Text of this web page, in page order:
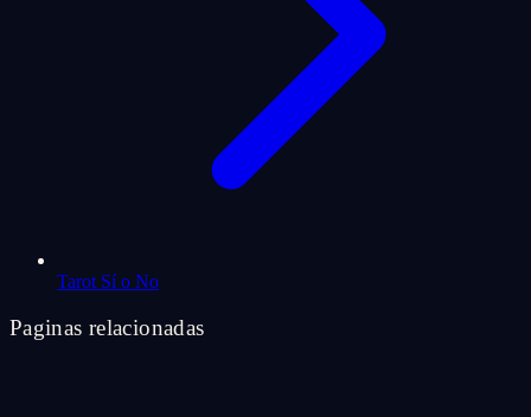
Tarot Sí o No
Paginas relacionadas